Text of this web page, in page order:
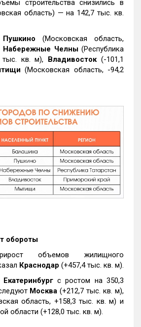
строительства снизились в
область) — на 142,7 тыс. кв.
Пушкино (Московская область,
Набережные Челны(Республика
тыс. кв. м), Владивосток(-101,1
(Московская область, -94,2
обороты
объемов жилищного
Краснодар (+457,4 тыс. кв. м).
Екатеринбургс ростом на 350,3
Москва (+212,7 тыс. кв. м),
область, +158,3 тыс. кв. м) и
области (+128,0 тыс. кв. м).